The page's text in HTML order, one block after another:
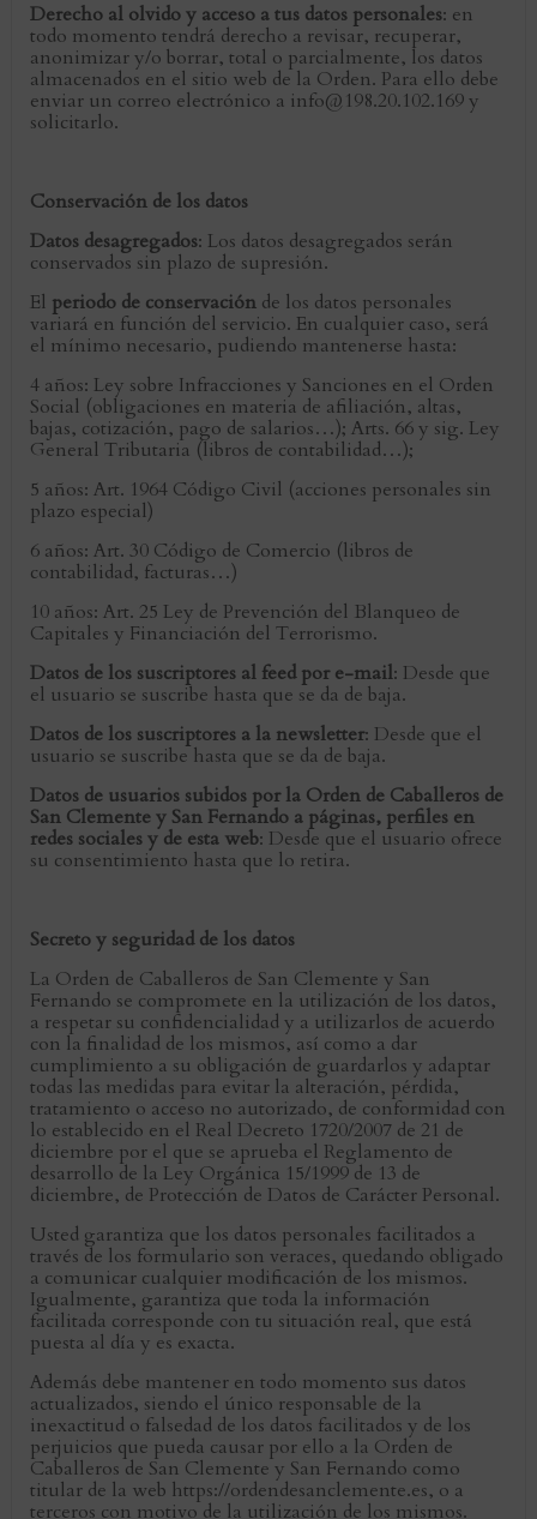
Derecho al olvido y acceso a tus datos personales: en
todo momento tendrá derecho a revisar, recuperar,
anonimizar y/o borrar, total o parcialmente, los datos
almacenados en el sitio web de la Orden. Para ello debe
enviar un correo electrónico a info@198.20.102.169 y
solicitarlo.
Conservación de los datos
Datos desagregados: Los datos desagregados serán
conservados sin plazo de supresión.
El periodo de conservaciónde los datos personales
variará en función del servicio. En cualquier caso, será
el mínimo necesario, pudiendo mantenerse hasta:
4 años: Ley sobre Infracciones y Sanciones en el Orden
Social (obligaciones en materia de afiliación, altas,
bajas, cotización, pago de salarios…); Arts. 66 y sig. Ley
General Tributaria (libros de contabilidad…);
5 años: Art. 1964 Código Civil (acciones personales sin
plazo especial)
6 años: Art. 30 Código de Comercio (libros de
contabilidad, facturas…)
10 años: Art. 25 Ley de Prevención del Blanqueo de
Capitales y Financiación del Terrorismo.
Datos de los suscriptores al feed por e-mail: Desde que
el usuario se suscribe hasta que se da de baja.
Datos de los suscriptores a la newsletter: Desde que el
usuario se suscribe hasta que se da de baja.
Datos de usuarios subidos por la Orden de Caballeros de
San Clemente y San Fernando a páginas, perfiles en
redes sociales y de esta web: Desde que el usuario ofrece
su consentimiento hasta que lo retira.
Secreto y seguridad de los datos
La Orden de Caballeros de San Clemente y San
Fernando se compromete en la utilización de los datos,
a respetar su confidencialidad y a utilizarlos de acuerdo
con la finalidad de los mismos, así como a dar
cumplimiento a su obligación de guardarlos y adaptar
todas las medidas para evitar la alteración, pérdida,
tratamiento o acceso no autorizado, de conformidad con
lo establecido en el Real Decreto 1720/2007 de 21 de
diciembre por el que se aprueba el Reglamento de
desarrollo de la Ley Orgánica 15/1999 de 13 de
diciembre, de Protección de Datos de Carácter Personal.
Usted garantiza que los datos personales facilitados a
través de los formulario son veraces, quedando obligado
a comunicar cualquier modificación de los mismos.
Igualmente, garantiza que toda la información
facilitada corresponde con tu situación real, que está
puesta al día y es exacta.
Además debe mantener en todo momento sus datos
actualizados, siendo el único responsable de la
inexactitud o falsedad de los datos facilitados y de los
perjuicios que pueda causar por ello a la Orden de
Caballeros de San Clemente y San Fernando como
titular de la web https://ordendesanclemente.es, o a
terceros con motivo de la utilización de los mismos.